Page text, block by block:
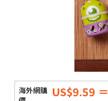
US$9.59 ＝